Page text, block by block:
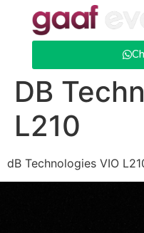
DB
L210
dB Technologies VIO